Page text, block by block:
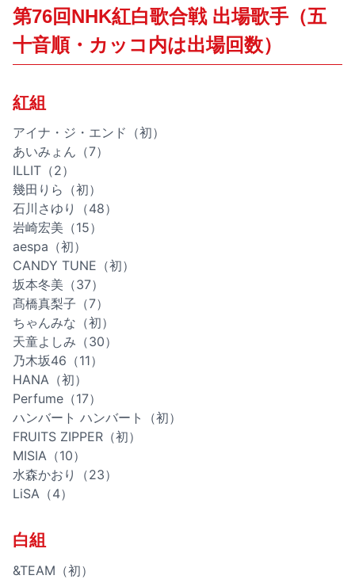
第76回NHK紅白歌合戦 出場歌手（五
十音順・カッコ内は出場回数）
紅組
アイナ・ジ・エンド（初）
あいみょん（7）
ILLIT（2）
幾田りら（初）
石川さゆり（48）
岩崎宏美（15）
aespa（初）
CANDY TUNE（初）
坂本冬美（37）
髙橋真梨子（7）
ちゃんみな（初）
天童よしみ（30）
乃木坂46（11）
HANA（初）
Perfume（17）
ハンバート ハンバート（初）
FRUITS ZIPPER（初）
MISIA（10）
水森かおり（23）
LiSA（4）
白組
&TEAM（初）